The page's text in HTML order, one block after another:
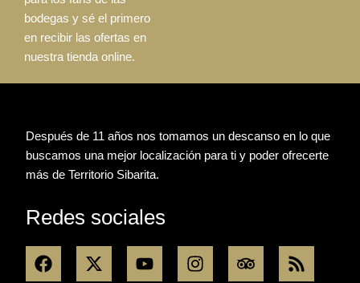
bodegas y sé el primero
en recibir las ofertas en
nuestra tienda online.
Después de 11 años nos tomamos un descanso en lo que
buscamos una mejor localización para ti y poder ofrecerte
más de Territorio Sibarita.
Redes sociales
F
a
X
-
Y
o
I
n
T
r
R
s